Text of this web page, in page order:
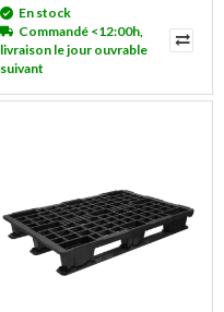
En stock
Commandé <12:00h,
livraison le jour ouvrable
suivant